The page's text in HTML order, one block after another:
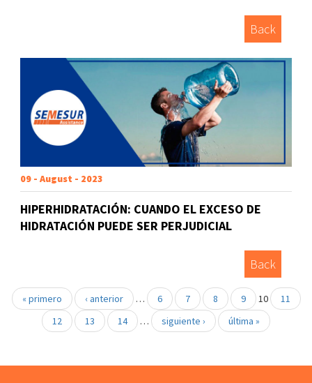
Back
09 - August - 2023
HIPERHIDRATACIÓN: CUANDO EL EXCESO DE
HIDRATACIÓN PUEDE SER PERJUDICIAL
Back
« primero ‹ anterior … 6 7 8 9 10
11
12
13 14 … siguiente › última »